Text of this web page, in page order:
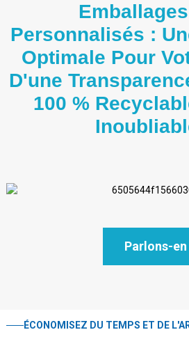
Personnalisés :
Optimale Pour
D'une
100 %
Parlons-en
ÉCONOMISEZ DU TEMPS ET DE